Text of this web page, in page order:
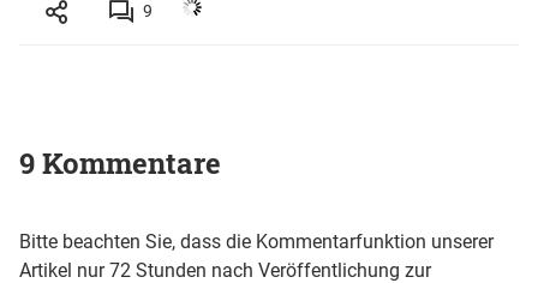
9
9 Kommentare
Bitte beachten Sie, dass die Kommentarfunktion unserer
Artikel nur 72 Stunden nach Veröffentlichung zur